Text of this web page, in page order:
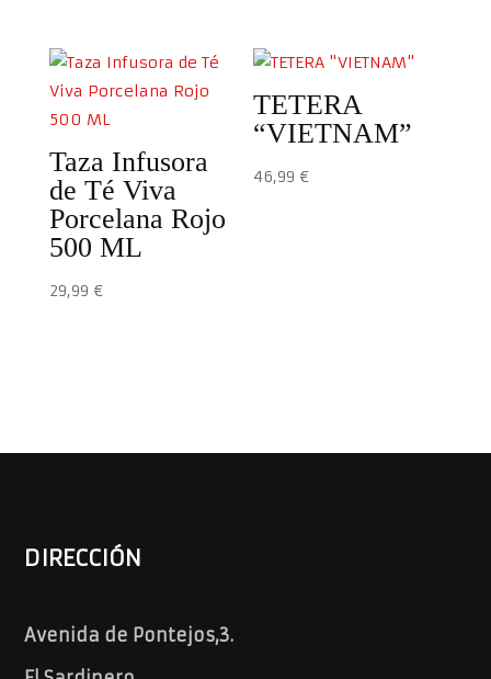
Taza Infusora
de Té Viva
Porcelana Rojo
500 ML
29,99 €
TETERA
“VIETNAM”
46,99€
DIRECCIÓN
Avenida de Pontejos,3.